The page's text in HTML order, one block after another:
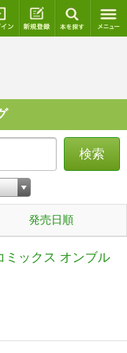
ログイン 新規登録
検索
発売日順
ミックス オンブル